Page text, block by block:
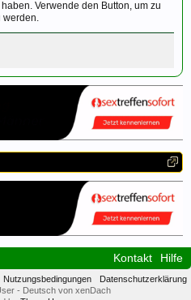
Verwende den Button, um zu
werden.
Kontakt Hilfe
Nutzungsbedingungen
Datenschutzerklärung
- Deutsch von xenDach